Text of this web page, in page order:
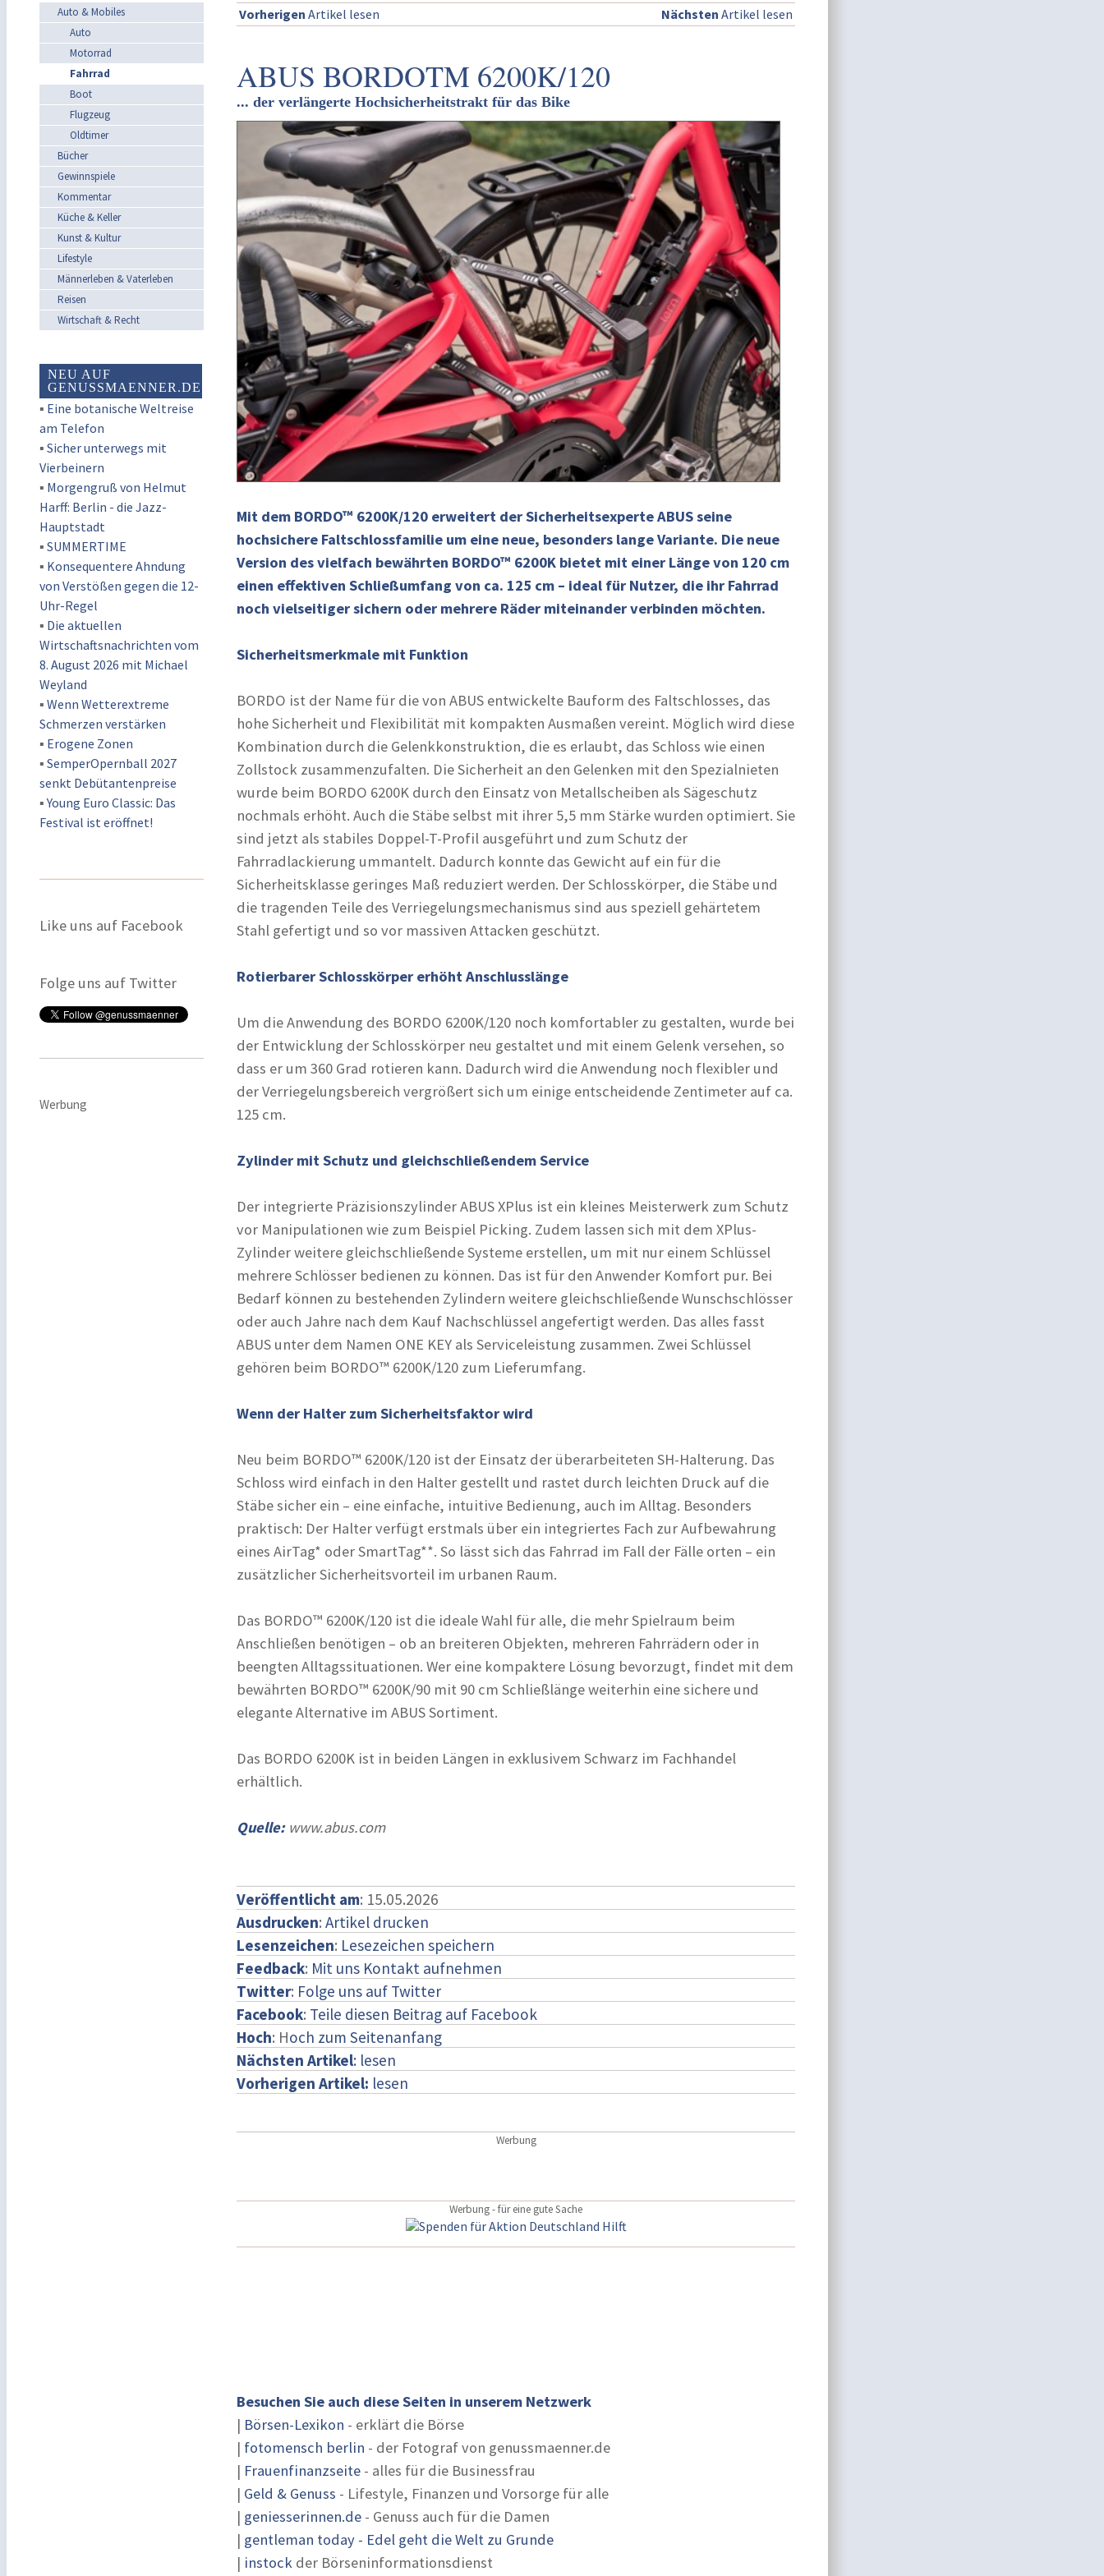
Auto & Mobiles
Auto
Motorrad
Fahrrad
Boot
Flugzeug
Oldtimer
Bücher
Gewinnspiele
Kommentar
Küche & Keller
Kunst & Kultur
Lifestyle
Männerleben & Vaterleben
Reisen
Wirtschaft & Recht
NEU AUF
GENUSSMAENNER.DE
▪ Eine botanische Weltreise
am Telefon
▪ Sicher unterwegs mit
Vierbeinern
▪ Morgengruß von Helmut
Harff: Berlin - die Jazz-
Hauptstadt
▪ SUMMERTIME
▪ Konsequentere Ahndung
von Verstößen gegen die 12-
Uhr-Regel
▪ Die aktuellen
Wirtschaftsnachrichten vom
8. August 2026 mit Michael
Weyland
▪ Wenn Wetterextreme
Schmerzen verstärken
▪ Erogene Zonen
▪ SemperOpernball 2027
senkt Debütantenpreise
▪Young Euro Classic: Das
Festival ist eröffnet!
Like uns auf Facebook
Folge uns auf Twitter
Werbung
Vorherigen Artikel lesen Nächsten Artikel lesen
ABUS BORDOTM 6200K/120
... der verlängerte Hochsicherheitstrakt für das Bike
Mit dem BORDO™ 6200K/120 erweitert der Sicherheitsexperte ABUS seine
hochsichere Faltschlossfamilie um eine neue, besonders lange Variante. Die neue
Version des vielfach bewährten BORDO™ 6200K bietet mit einer Länge von 120 cm
einen effektiven Schließumfang von ca. 125 cm – ideal für Nutzer, die ihr Fahrrad
noch vielseitiger sichern oder mehrere Räder miteinander verbinden möchten.
Sicherheitsmerkmale mit Funktion
BORDO ist der Name für die von ABUS entwickelte Bauform des Faltschlosses, das
hohe Sicherheit und Flexibilität mit kompakten Ausmaßen vereint. Möglich wird diese
Kombination durch die Gelenkkonstruktion, die es erlaubt, das Schloss wie einen
Zollstock zusammenzufalten. Die Sicherheit an den Gelenken mit den Spezialnieten
wurde beim BORDO 6200K durch den Einsatz von Metallscheiben als Sägeschutz
nochmals erhöht. Auch die Stäbe selbst mit ihrer 5,5 mm Stärke wurden optimiert. Sie
sind jetzt als stabiles Doppel-T-Profil ausgeführt und zum Schutz der
Fahrradlackierung ummantelt. Dadurch konnte das Gewicht auf ein für die
Sicherheitsklasse geringes Maß reduziert werden. Der Schlosskörper, die Stäbe und
die tragenden Teile des Verriegelungsmechanismus sind aus speziell gehärtetem
Stahl gefertigt und so vor massiven Attacken geschützt.
Rotierbarer Schlosskörper erhöht Anschlusslänge
Um die Anwendung des BORDO 6200K/120 noch komfortabler zu gestalten, wurde bei
der Entwicklung der Schlosskörper neu gestaltet und mit einem Gelenk versehen, so
dass er um 360 Grad rotieren kann. Dadurch wird die Anwendung noch flexibler und
der Verriegelungsbereich vergrößert sich um einige entscheidende Zentimeter auf ca.
125 cm.
Zylinder mit Schutz und gleichschließendem Service
Der integrierte Präzisionszylinder ABUS XPlus ist ein kleines Meisterwerk zum Schutz
vor Manipulationen wie zum Beispiel Picking. Zudem lassen sich mit dem XPlus-
Zylinder weitere gleichschließende Systeme erstellen, um mit nur einem Schlüssel
mehrere Schlösser bedienen zu können. Das ist für den Anwender Komfort pur. Bei
Bedarf können zu bestehenden Zylindern weitere gleichschließende Wunschschlösser
oder auch Jahre nach dem Kauf Nachschlüssel angefertigt werden. Das alles fasst
ABUS unter dem Namen ONE KEY als Serviceleistung zusammen. Zwei Schlüssel
gehören beim BORDO™ 6200K/120 zum Lieferumfang.
Wenn der Halter zum Sicherheitsfaktor wird
Neu beim BORDO™ 6200K/120 ist der Einsatz der überarbeiteten SH-Halterung. Das
Schloss wird einfach in den Halter gestellt und rastet durch leichten Druck auf die
Stäbe sicher ein – eine einfache, intuitive Bedienung, auch im Alltag. Besonders
praktisch: Der Halter verfügt erstmals über ein integriertes Fach zur Aufbewahrung
eines AirTag* oder SmartTag**. So lässt sich das Fahrrad im Fall der Fälle orten – ein
zusätzlicher Sicherheitsvorteil im urbanen Raum.
Das BORDO™ 6200K/120 ist die ideale Wahl für alle, die mehr Spielraum beim
Anschließen benötigen – ob an breiteren Objekten, mehreren Fahrrädern oder in
beengten Alltagssituationen. Wer eine kompaktere Lösung bevorzugt, findet mit dem
bewährten BORDO™ 6200K/90 mit 90 cm Schließlänge weiterhin eine sichere und
elegante Alternative im ABUS Sortiment.
Das BORDO 6200K ist in beiden Längen in exklusivem Schwarz im Fachhandel
erhältlich.
Quelle: www.abus.com
Veröffentlicht am: 15.05.2026
Ausdrucken: Artikel drucken
Lesenzeichen: Lesezeichen speichern
Feedback: Mit uns Kontakt aufnehmen
Twitter: Folge uns auf Twitter
Facebook: Teile diesen Beitrag auf Facebook
Hoch: Hoch zum Seitenanfang
Nächsten Artikel: lesen
Vorherigen Artikel: lesen
Werbung
Werbung - für eine gute Sache
Besuchen Sie auch diese Seiten in unserem Netzwerk
| Börsen-Lexikon - erklärt die Börse
| fotomensch berlin - der Fotograf von genussmaenner.de
| Frauenfinanzseite - alles für die Businessfrau
| Geld & Genuss - Lifestyle, Finanzen und Vorsorge für alle
| geniesserinnen.de - Genuss auch für die Damen
| gentleman today - Edel geht die Welt zu Grunde
| instock der Börseninformationsdienst